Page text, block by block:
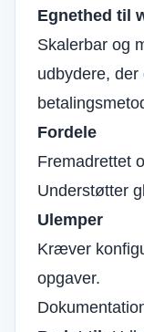
Egnethed til
Skalerbar og
udbydere,
Fordele
Fremadrettet
Understøtter
Ulemper
Kræver
opgaver.